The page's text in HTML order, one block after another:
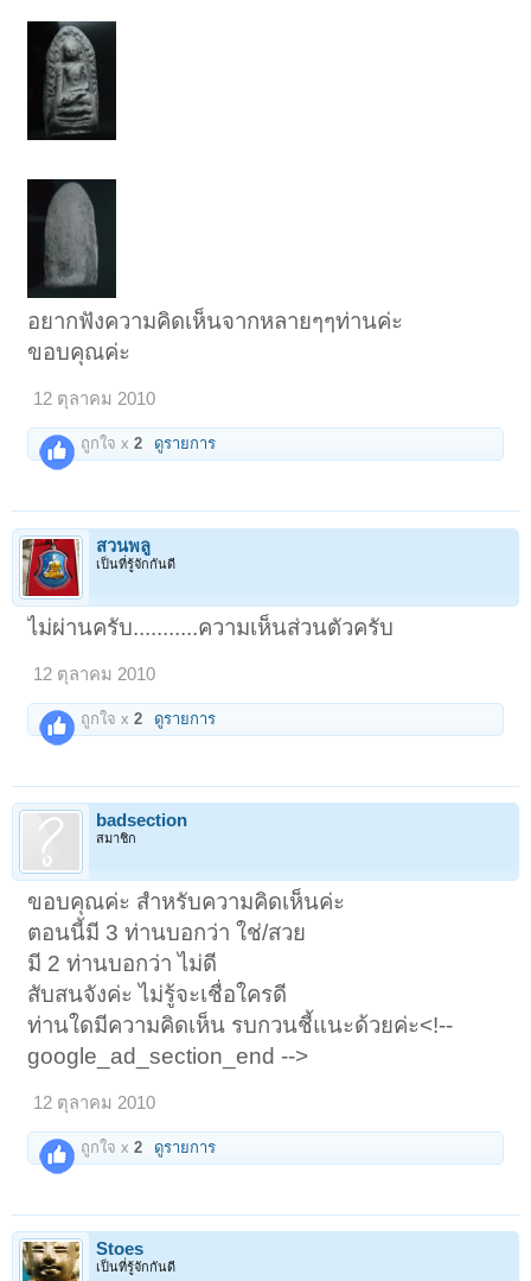
อยากฟังความคิดเห็นจากหลายๆๆท่านค่ะ
ขอบคุณค่ะ
12 ตุลาคม 2010
ถูกใจ x2 ดูรายการ
สวนพลู
เป็นที่รู้จักกันดี
ไม่ผ่านครับ...........ความเห็นส่วนตัวครับ
12 ตุลาคม 2010
ถูกใจ x2 ดูรายการ
badsection
สมาชิก
ขอบคุณค่ะ สำหรับความคิดเห็นค่ะ
ตอนนี้มี 3 ท่านบอกว่า ใช่/สวย
มี 2 ท่านบอกว่า ไม่ดี
สับสนจังค่ะ ไม่รู้จะเชื่อใครดี
ท่านใดมีความคิดเห็น รบกวนชี้แนะด้วยค่ะ<!--
google_ad_section_end -->
12 ตุลาคม 2010
ถูกใจ x2 ดูรายการ
Stoes
เป็นที่รู้จักกันดี